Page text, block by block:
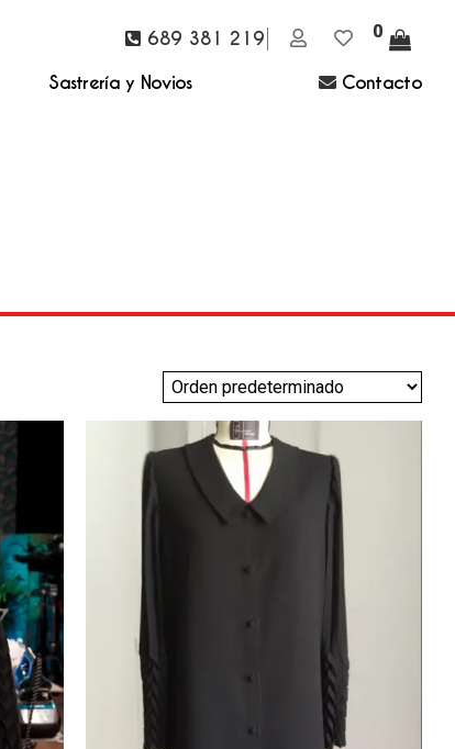
Sastrería y Novios Contacto
689 381 219 0